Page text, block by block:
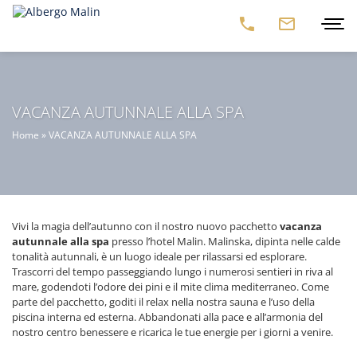
VACANZA AUTUNNALE ALLA SPA
Home »VACANZA AUTUNNALE ALLA SPA
Vivi la magia dell’autunno con il nostro nuovo pacchetto vacanza
autunnale alla spa presso l’hotel Malin. Malinska, dipinta nelle calde
tonalità autunnali, è un luogo ideale per rilassarsi ed esplorare.
Trascorri del tempo passeggiando lungo i numerosi sentieri in riva al
mare, godendoti l’odore dei pini e il mite clima mediterraneo. Come
parte del pacchetto, goditi il ​​relax nella nostra sauna e l’uso della
piscina interna ed esterna. Abbandonati alla pace e all’armonia del
nostro centro benessere e ricarica le tue energie per i giorni a venire.